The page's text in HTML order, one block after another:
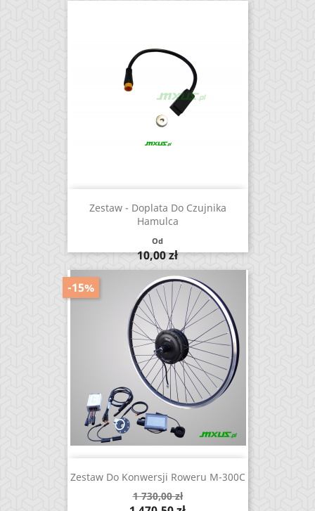
Zestaw - Doplata Do Czujnika
Hamulca
Od
Cena
10,00 zł
Zestaw Do Konwersji Roweru M-300C
Cena
1 730,00 zł
-15%